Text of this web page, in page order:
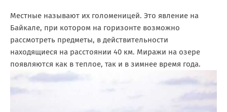
Местные называют их голоменицей. Это явление на
Байкале, при котором на горизонте возможно
рассмотреть предметы, в действительности
находящиеся на расстоянии 40 км. Миражи на озере
появляются как в теплое, так и в зимнее время года.